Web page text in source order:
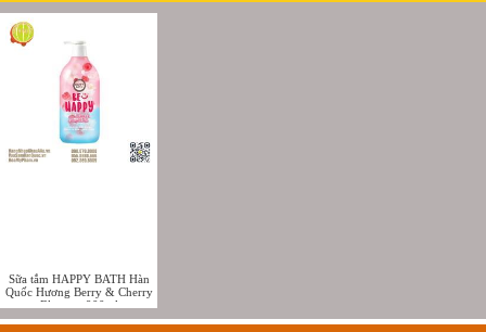
Sữa tắm HAPPY BATH Hàn
Quốc Hương Berry & Cherry
Blossom 900ml